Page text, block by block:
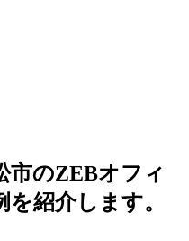
市のZEBオフィ
紹介します。